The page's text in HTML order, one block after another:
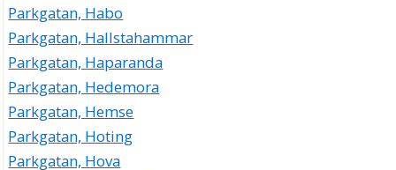
Parkgatan, Habo
Parkgatan, Hallstahammar
Parkgatan, Haparanda
Parkgatan, Hedemora
Parkgatan, Hemse
Parkgatan, Hoting
Parkgatan, Hova